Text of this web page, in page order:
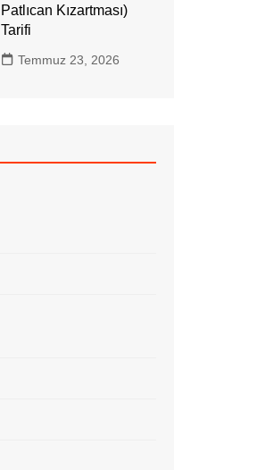
Patlıcan Kızartması)
Tarifi
Temmuz 23, 2026